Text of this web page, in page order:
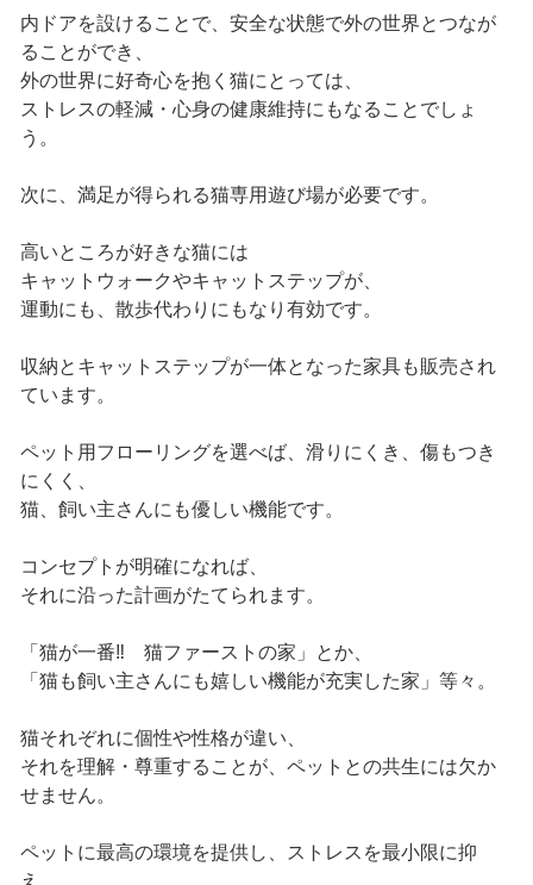
内ドアを設けることで、安全な状態で外の世界とつなが
ることができ、
外の世界に好奇心を抱く猫にとっては、
ストレスの軽減・心身の健康維持にもなることでしょ
う。
次に、満足が得られる猫専用遊び場が必要です。
高いところが好きな猫には
キャットウォークやキャットステップが、
運動にも、散歩代わりにもなり有効です。
収納とキャットステップが一体となった家具も販売され
ています。
ペット用フローリングを選べば、滑りにくき、傷もつき
にくく、
猫、飼い主さんにも優しい機能です。
コンセプトが明確になれば、
それに沿った計画がたてられます。
「猫が一番‼ 猫ファーストの家」とか、
「猫も飼い主さんにも嬉しい機能が充実した家」等々。
猫それぞれに個性や性格が違い、
それを理解・尊重することが、ペットとの共生には欠か
せません。
ペットに最高の環境を提供し、ストレスを最小限に抑